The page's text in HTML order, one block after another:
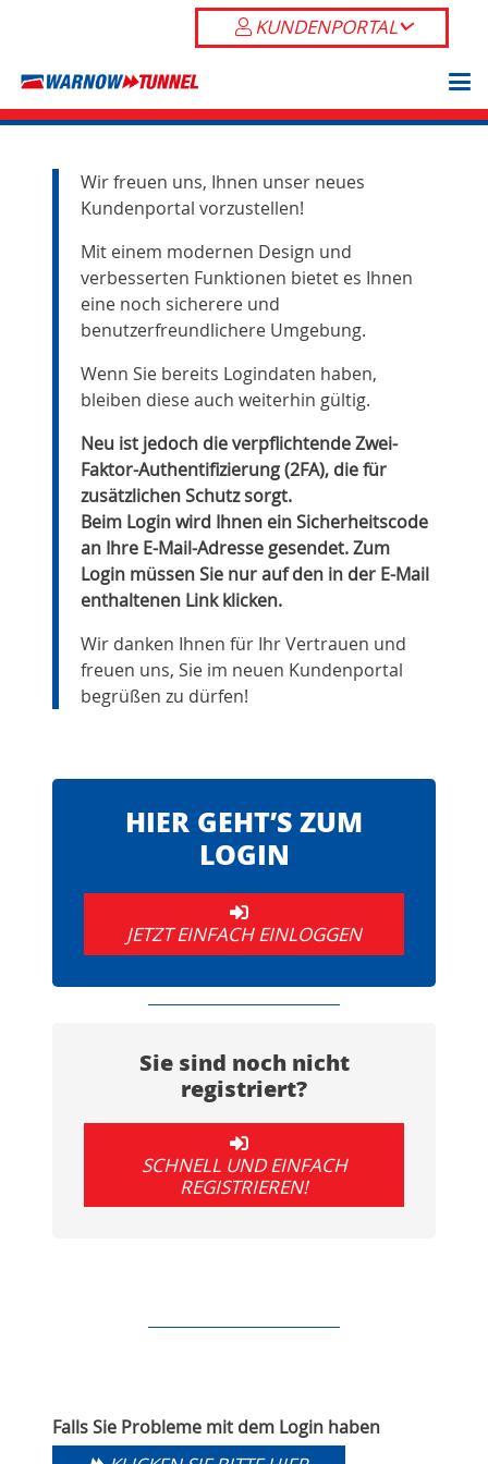
KUNDENPORTAL
Wir freuen uns, Ihnen unser neues
Kundenportal vorzustellen!
Mit einem modernen Design und
verbesserten Funktionen bietet es Ihnen
eine noch sicherere und
benutzerfreundlichere Umgebung.
Wenn Sie bereits Logindaten haben,
bleiben diese auch weiterhin gültig.
Neu ist jedoch die verpflichtende Zwei-
Faktor-Authentifizierung (2FA), die für
zusätzlichen Schutz sorgt.
Beim Login wird Ihnen ein Sicherheitscode
an Ihre E-Mail-Adresse gesendet. Zum
Login müssen Sie nur auf den in der E-Mail
enthaltenen Link klicken.
Wir danken Ihnen für Ihr Vertrauen und
freuen uns, Sie im neuen Kundenportal
begrüßen zu dürfen!
HIER GEHT’S ZUM
LOGIN
JETZT EINFACH EINLOGGEN
Sie sind noch nicht
registriert?
SCHNELL UND EINFACH
REGISTRIEREN!
Falls Sie Probleme mit dem Login haben